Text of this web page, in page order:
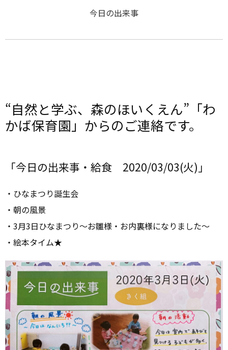
今日の出来事
“自然と学ぶ、森のほいくえん”「わ
かば保育園」からのご連絡です。
「今日の出来事・給食 2020/03/03(火)」
・ひなまつり誕生会
・朝の風景
・3月3日ひなまつり～お雛様・お内裏様になりました～
・絵本タイム★